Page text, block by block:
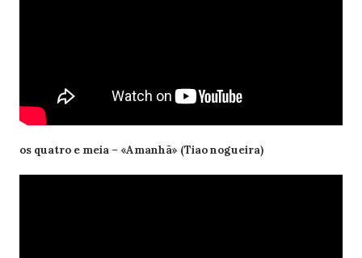
os quatro e meia – «Amanhã» (Tiao nogueira)